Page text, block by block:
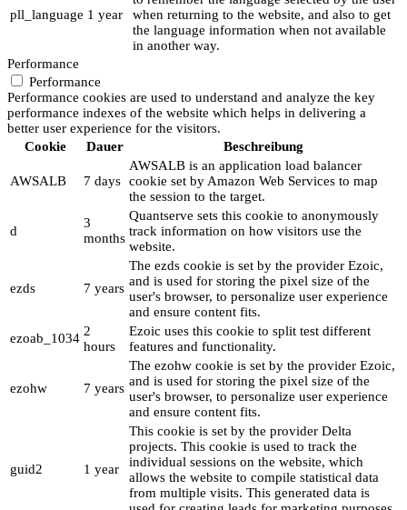
pll_language 1 year
when returning to the website, and also to get
the language information when not available
in another way.
Performance
Performance
Performance cookies are used to understand and analyze the key
performance indexes of the website which helps in delivering a
better user experience for the visitors.
Cookie
Dauer Beschreibung
AWSALB 7 days
AWSALB is an application load balancer
cookie set by Amazon Web Services to map
the session to the target.
d
3
months
Quantserve sets this cookie to anonymously
track information on how visitors use the
website.
ezds 7 years
The ezds cookie is set by the provider Ezoic,
and is used for storing the pixel size of the
user's browser, to personalize user experience
and ensure content fits.
ezoab_1034 2
hours
Ezoic uses this cookie to split test different
features and functionality.
ezohw 7 years
The ezohw cookie is set by the provider Ezoic,
and is used for storing the pixel size of the
user's browser, to personalize user experience
and ensure content fits.
guid2 1 year
This cookie is set by the provider Delta
projects. This cookie is used to track the
individual sessions on the website, which
allows the website to compile statistical data
from multiple visits. This generated data is